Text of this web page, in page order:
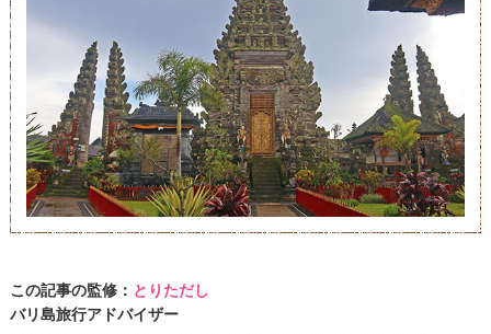
この記事の監修： とりただし
バリ島旅行アドバイザー